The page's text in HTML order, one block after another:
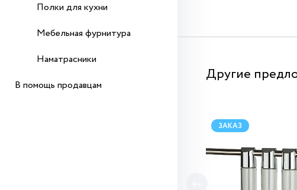
Полки для кухни
Мебельная фурнитура
Наматрасники
В помощь продавцам
Другие
ЗАКАЗ